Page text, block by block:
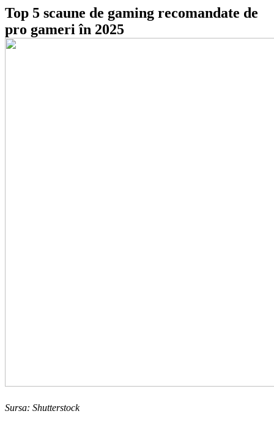
Top 5 scaune de gaming recomandate de
pro gameri în 2025
Sursa: Shutterstock